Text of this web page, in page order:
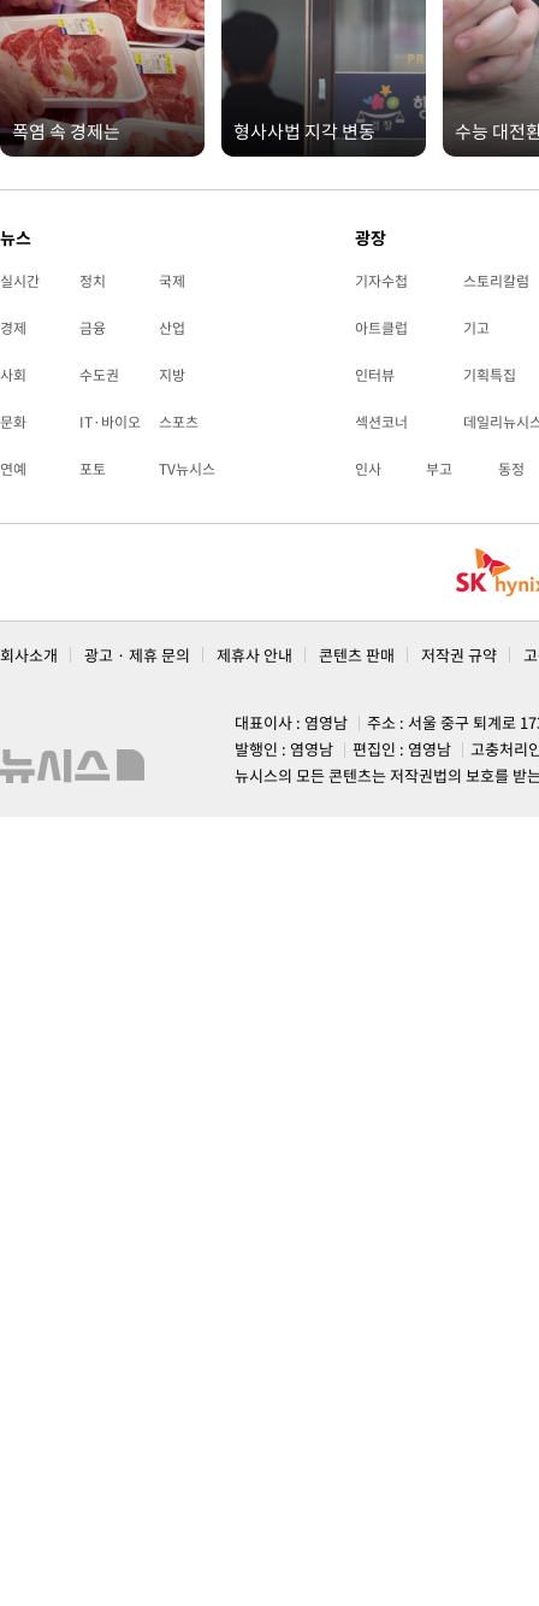
폭염 속 경제는 형사사법 지각 변동 수능 대전
뉴스
실시간 정치 국제
경제 금융 산업
사회 수도권 지방
문화 IT·바이오 스포츠
연예 포토 TV뉴시스
광장
기자수첩 스토리칼럼
아트클럽 기고
인터뷰 기획특집
섹션코너 데일리뉴시
인사 부고 동정
회사소개 광고 · 제휴 문의 제휴사 안내 콘텐츠 판매 저작권 규약
대표이사 : 염영남
주소 : 서울 중구 퇴계로
발행인 : 염영남
편집인 : 염영남
고충처리
뉴시스의 모든 콘텐츠는 저작권법의 보호를